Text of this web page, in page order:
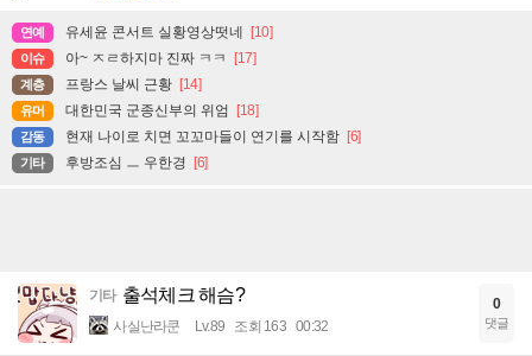
연예 유세윤 콘서트 실황영상떳네 [10]
이슈 아~ ㅈㄹ하지마 진짜 ㅋㅋ [17]
계층 프랑스 날씨 근황 [14]
유머 대한민국 군종신부의 위엄 [18]
감동 현재 나이로 치면 꼬꼬마들이 연기를 시작함 [6]
기타 후방조심 ㅡ 우한경 [6]
기타 출석체크 해슴?
사실난라쿤 Lv.89 조회 163 00:32
0
댓글